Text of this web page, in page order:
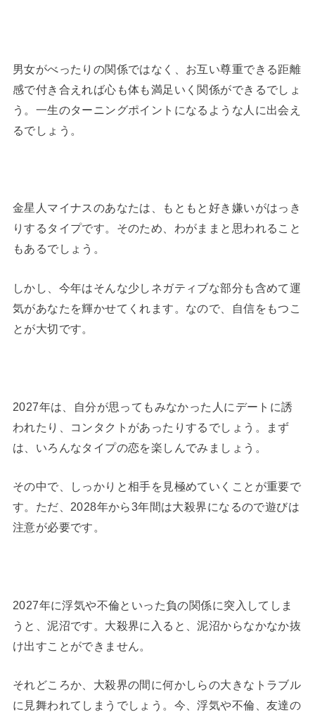
男女がべったりの関係ではなく、お互い尊重できる距離
感で付き合えれば心も体も満足いく関係ができるでしょ
う。一生のターニングポイントになるような人に出会え
るでしょう。
金星人マイナスのあなたは、もともと好き嫌いがはっき
りするタイプです。そのため、わがままと思われること
もあるでしょう。
しかし、今年はそんな少しネガティブな部分も含めて運
気があなたを輝かせてくれます。なので、自信をもつこ
とが大切です。
2027年は、自分が思ってもみなかった人にデートに誘
われたり、コンタクトがあったりするでしょう。まず
は、いろんなタイプの恋を楽しんでみましょう。
その中で、しっかりと相手を見極めていくことが重要で
す。ただ、2028年から3年間は大殺界になるので遊びは
注意が必要です。
2027年に浮気や不倫といった負の関係に突入してしま
うと、泥沼です。大殺界に入ると、泥沼からなかなか抜
け出すことができません。
それどころか、大殺界の間に何かしらの大きなトラブル
に見舞われてしまうでしょう。今、浮気や不倫、友達の